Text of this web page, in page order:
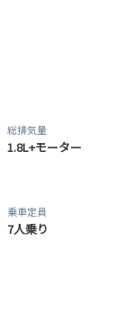
総排気量
1.8L+モーター
乗車定員
7人乗り